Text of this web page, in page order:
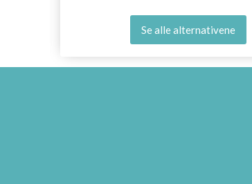
Se alle alternativene